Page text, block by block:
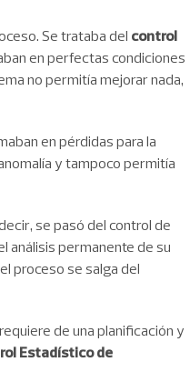
Se trataba del control
en perfectas condiciones
no permitía mejorar nada,
en pérdidas para la
y tampoco permitía
se pasó del control de
análisis permanente de su
proceso se salga del
de una planificación y
Estadístico de